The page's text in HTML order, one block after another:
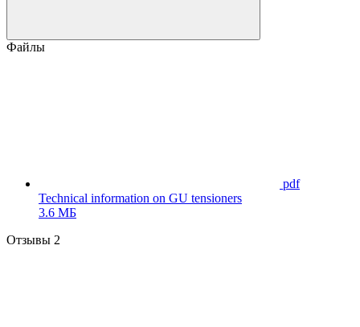
Файлы
pdf
Technical information on GU tensioners
3.6 МБ
Отзывы 2